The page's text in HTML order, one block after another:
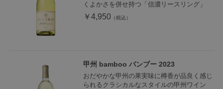
くよかさを併せ持つ「信濃リースリング」
￥4,950
甲州 bamboo バンブー 2023
おだやかな甲州の果実味に樽香が品良く感じ
られるクラシカルなスタイルの甲州ワイン